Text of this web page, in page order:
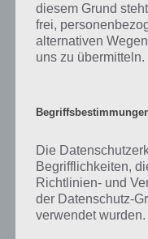
Auf WhatsApp
Mehr
diesem Grund
frei,
alternativen
uns zu übermitteln.
Die
Begrifflichkeiten,
Richtlinien- und
der Datenschutz-
verwendet